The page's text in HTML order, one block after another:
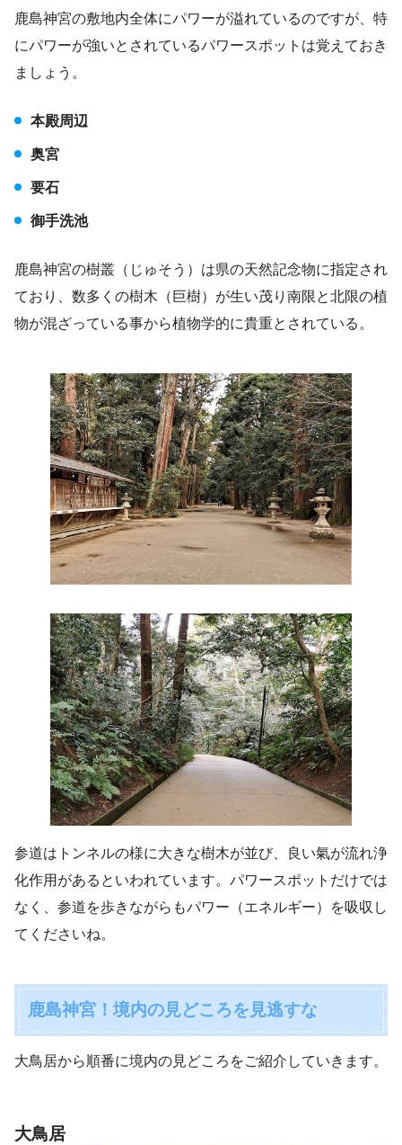
鹿島神宮の敷地内全体にパワーが溢れているのですが、特
にパワーが強いとされているパワースポットは覚えておき
ましょう。
本殿周辺
奥宮
要石
御手洗池
鹿島神宮の樹叢（じゅそう）は県の天然記念物に指定され
ており、数多くの樹木（巨樹）が生い茂り南限と北限の植
物が混ざっている事から植物学的に貴重とされている。
参道はトンネルの様に大きな樹木が並び、良い氣が流れ浄
化作用があるといわれています。パワースポットだけでは
なく、参道を歩きながらもパワー（エネルギー）を吸収し
てくださいね。
鹿島神宮！境内の見どころを見逃すな
大鳥居から順番に境内の見どころをご紹介していきます。
大鳥居